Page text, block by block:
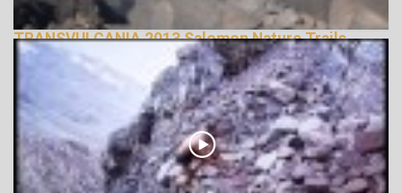
TRANSVULCANIA 2013 Salomon Nature Trails
143106 Nézetek